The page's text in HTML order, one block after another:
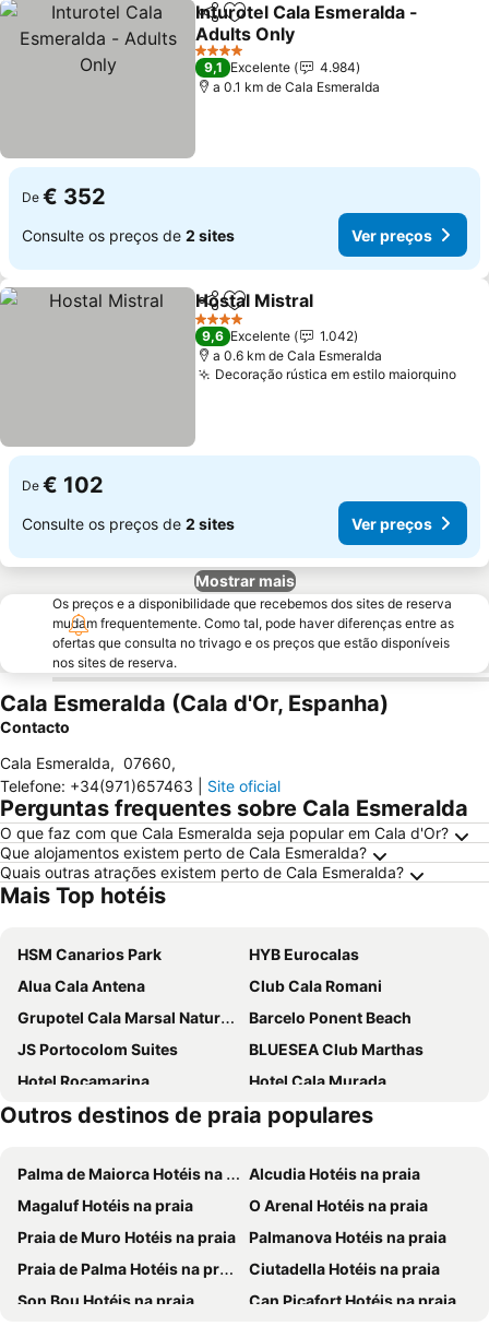
PartilharAdicionar aos favoritos
Inturotel Cala Esmeralda -
Adults Only
4 Estrelas
9,1 Excelente
4.984
a 0.1 km de Cala Esmeralda
De € 352
Consulte os preços de 2 sites Ver preços
PartilharAdicionar aos favoritos
Hostal Mistral
4 Estrelas
9,6 Excelente
1.042
a 0.6 km de Cala Esmeralda
Decoração rústica em estilo maiorquino
De € 102
Consulte os preços de 2 sites Ver preços
Mostrar mais
Os preços e a disponibilidade que recebemos dos sites de reserva
mudam frequentemente. Como tal, pode haver diferenças entre as
ofertas que consulta no trivago e os preços que estão disponíveis
nos sites de reserva.
Cala Esmeralda (Cala d'Or, Espanha)
Contacto
Cala Esmeralda, 07660,
Telefone: +34(971)657463 Site oficial
Perguntas frequentes sobre Cala Esmeralda
O que faz com que Cala Esmeralda seja popular em Cala d'Or?
Que alojamentos existem perto de Cala Esmeralda?
Quais outras atrações existem perto de Cala Esmeralda?
Mais Top hotéis
HSM Canarios Park
HYB Eurocalas
Alua Cala Antena
Club Cala Romani
Grupotel Cala Marsal Nature Hotel
Barcelo Ponent Beach
JS Portocolom Suites
BLUESEA Club Marthas
Hotel Rocamarina
Hotel Cala Murada
AluaSoul Mallorca Resort
Iberostar Waves Club Cala Barca
Hotel Ankaa - New Opening
MarSenses Ferrera Blanca Hotel Family
Gavimar Cala Gran Hotel and Apartments
Smy Portocolom
Iberostar Waves Cala Domingos
JS Cape Colom
Hotel Figuera Park
Prinsotel Alba & Spa
Meliá Cala d'Or Boutique Hotel
Blau Punta Reina
Outros destinos de praia populares
Palma de Maiorca Hotéis na praia
Alcudia Hotéis na praia
Magaluf Hotéis na praia
O Arenal Hotéis na praia
Praia de Muro Hotéis na praia
Palmanova Hotéis na praia
Praia de Palma Hotéis na praia
Ciutadella Hotéis na praia
Son Bou Hotéis na praia
Can Picafort Hotéis na praia